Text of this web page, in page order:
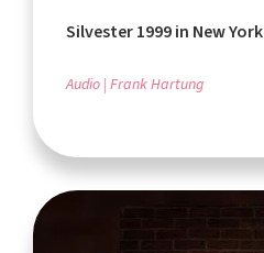
Silvester 1999 in New York
Audio Frank Hartung